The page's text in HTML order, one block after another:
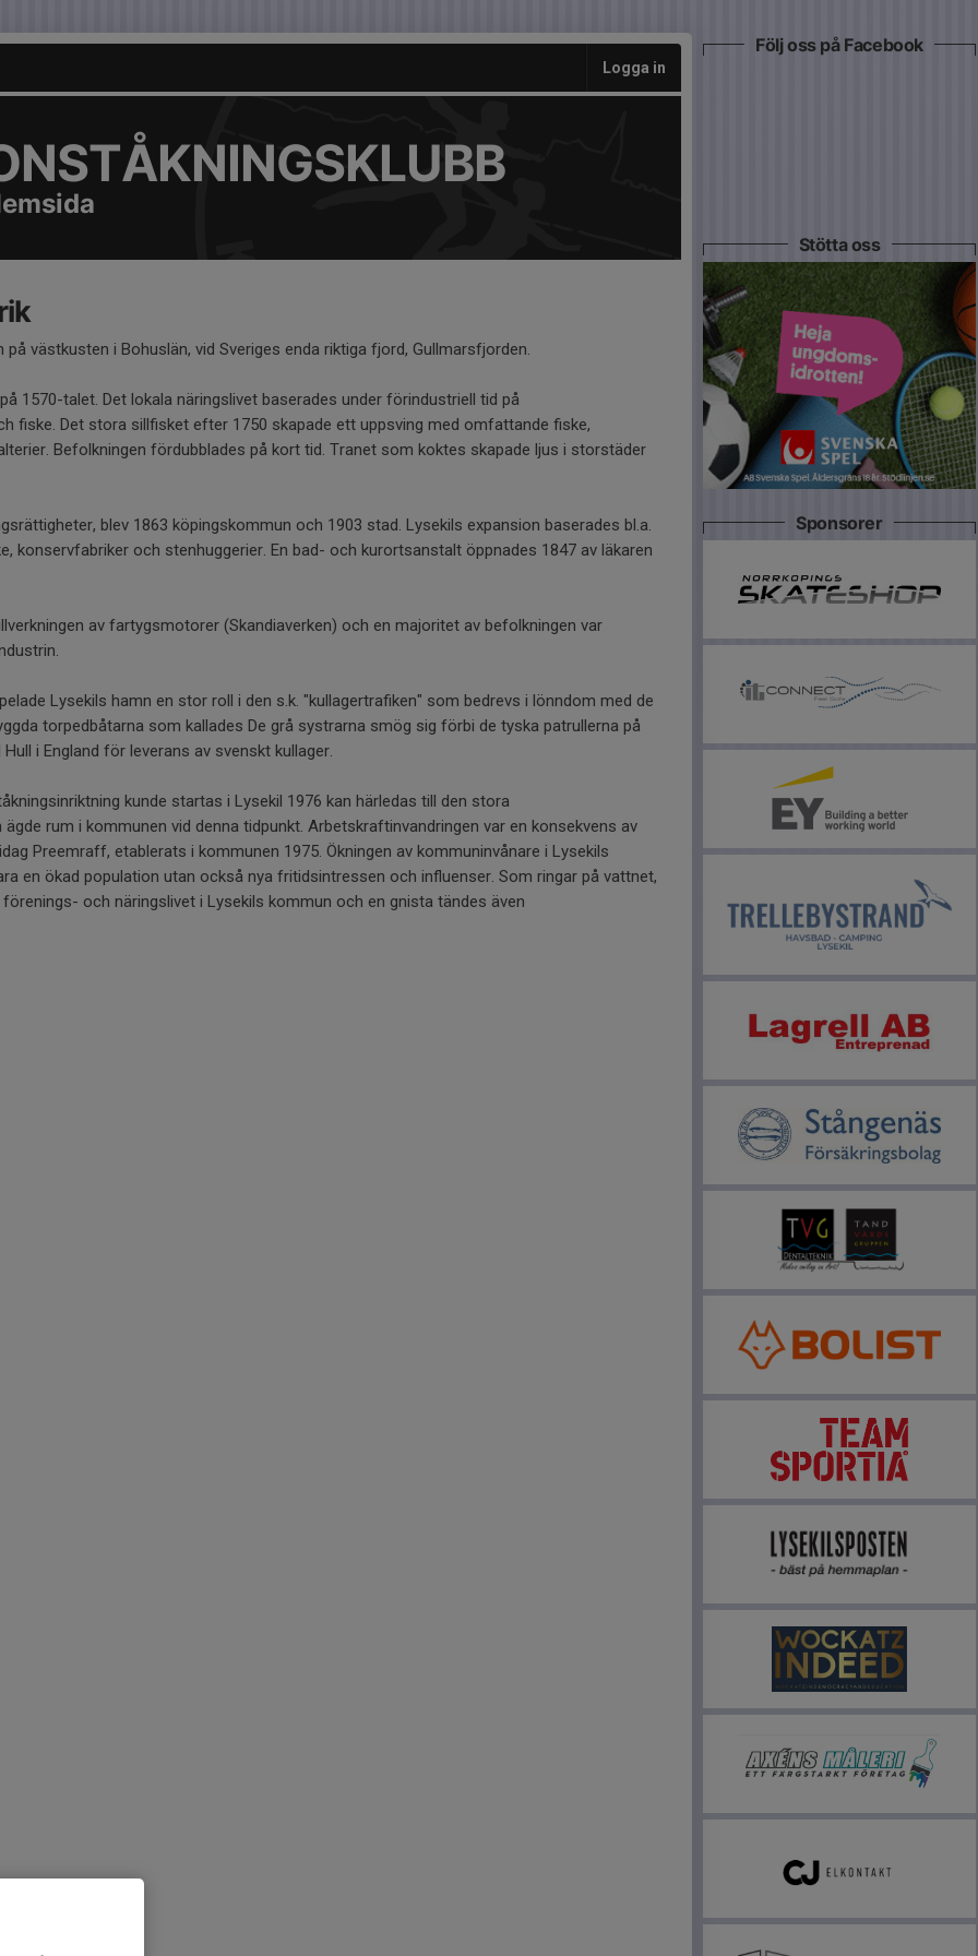
Logga in
på västkusten i Bohuslän, vid Sveriges enda riktiga fjord, Gullmarsfjorden.
1570-talet. Det lokala näringslivet baserades under förindustriell tid på
fiske. Det stora sillfisket efter 1750 skapade ett uppsving med omfattande fiske,
Befolkningen fördubblades på kort tid. Tranet som koktes skapade ljus i storstäder
blev 1863 köpingskommun och 1903 stad. Lysekils expansion baserades bl.a.
konservfabriker och stenhuggerier. En bad- och kurortsanstalt öppnades 1847 av läkaren
av fartygsmotorer (Skandiaverken) och en majoritet av befolkningen var
Lysekils hamn en stor roll i den s.k. "kullagertrafiken" som bedrevs i lönndom med de
torpedbåtarna som kallades De grå systrarna smög sig förbi de tyska patrullerna på
i England för leverans av svenskt kullager.
kunde startas i Lysekil 1976 kan härledas till den stora
rum i kommunen vid denna tidpunkt. Arbetskraftinvandringen var en konsekvens av
Preemraff, etablerats i kommunen 1975. Ökningen av kommuninvånare i Lysekils
en ökad population utan också nya fritidsintressen och influenser. Som ringar på vattnet,
och näringslivet i Lysekils kommun och en gnista tändes även
Följ oss på Facebook
Stötta oss
Sponsorer